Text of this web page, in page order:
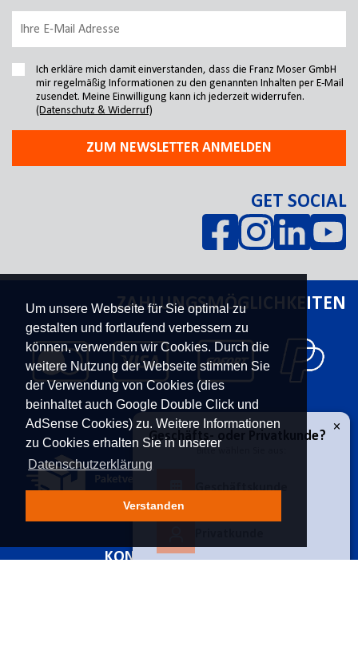
Um unsere Webseite für Sie optimal zu
gestalten und fortlaufend verbessern zu
können, verwenden wir Cookies. Durch die
weitere Nutzung der Webseite stimmen Sie
der Verwendung von Cookies (dies
beinhaltet auch Google Double Click und
AdSense Cookies) zu. Weitere Informationen
zu Cookies erhalten Sie in unserer
Datenschutzerklärung
Verstanden
Ich erkläre mich damit einverstanden, dass die Franz Moser GmbH
mir regelmäßig Informationen zu den genannten Inhalten per E-Mail
zusendet. Meine Einwilligung kann ich jederzeit widerrufen.
(Datenschutz & Widerruf)
ZUM NEWSLETTER ANMELDEN
GET SOCIAL
ZAHLUNGSMÖGLICHKEITEN
VERSAND
KONTAKT UNTERNEHMEN
Geschäfts- oder Privatkunde?